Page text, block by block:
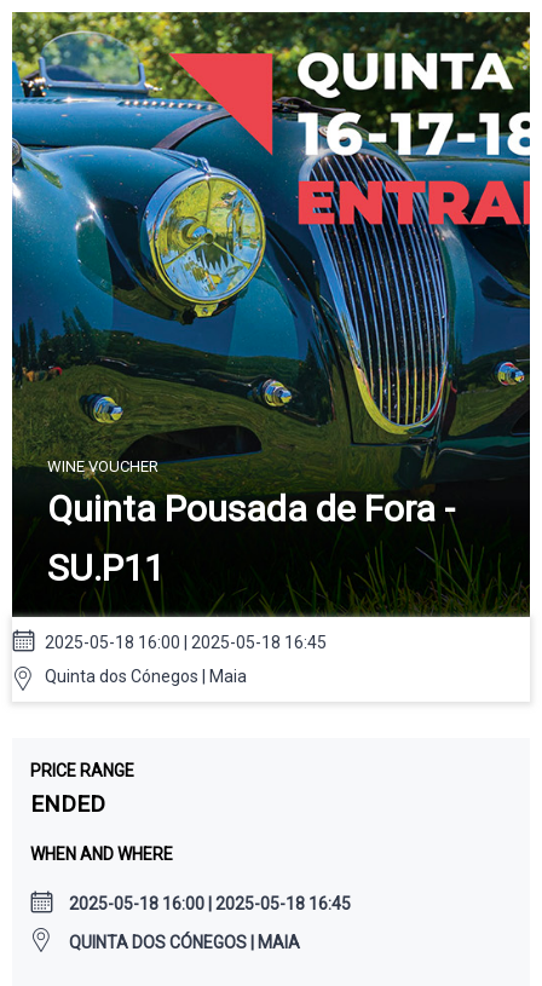
Skip
to
content
WINE VOUCHER
Quinta Pousada de Fora -
SU.P11
2025-05-18 16:00 | 2025-05-18 16:45
Quinta dos Cónegos | Maia
PRICE RANGE
ENDED
WHEN AND WHERE
2025-05-18 16:00 | 2025-05-18 16:45
QUINTA DOS CÓNEGOS | MAIA